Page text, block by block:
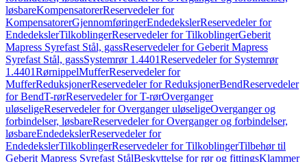
løsbareKompensatorerReservedeler for
KompensatorerGjennomføringerEndedekslerReservedeler for
EndedekslerTilkoblingerReservedeler for TilkoblingerGeberit
Mapress Syrefast Stål, gassReservedeler for Geberit Mapress
Syrefast Stål, gassSystemrør 1.4401Reservedeler for Systemrør
1.4401RørnippelMufferReservedeler for
MufferReduksjonerReservedeler for ReduksjonerBendReservedeler
for BendT-rørReservedeler for T-rørOverganger
uløseligeReservedeler for Overganger uløseligeOverganger og
forbindelser, løsbareReservedeler for Overganger og forbindelser,
løsbareEndedekslerReservedeler for
EndedekslerTilkoblingerReservedeler for TilkoblingerTilbehør til
Geberit Mapress Syrefast StålBeskyttelse for rør og fittingsKlammer